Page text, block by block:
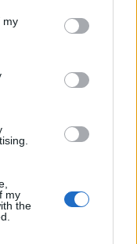
my
my
the
път
вируси